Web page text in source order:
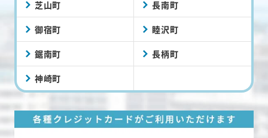
芝山町 長南町
御宿町 睦沢町
鋸南町 長柄町
神崎町